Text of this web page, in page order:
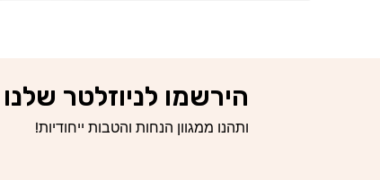
הירשמו לניוזלטר שלנו
ותהנו ממגוון הנחות והטבות ייחודיות!